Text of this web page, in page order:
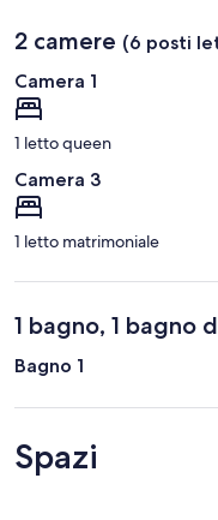
2 camere (6 posti
Camera 1
1 letto queen
Camera 3
1 letto matrimoniale
1 bagno, 1 bagno
Bagno 1
Spazi